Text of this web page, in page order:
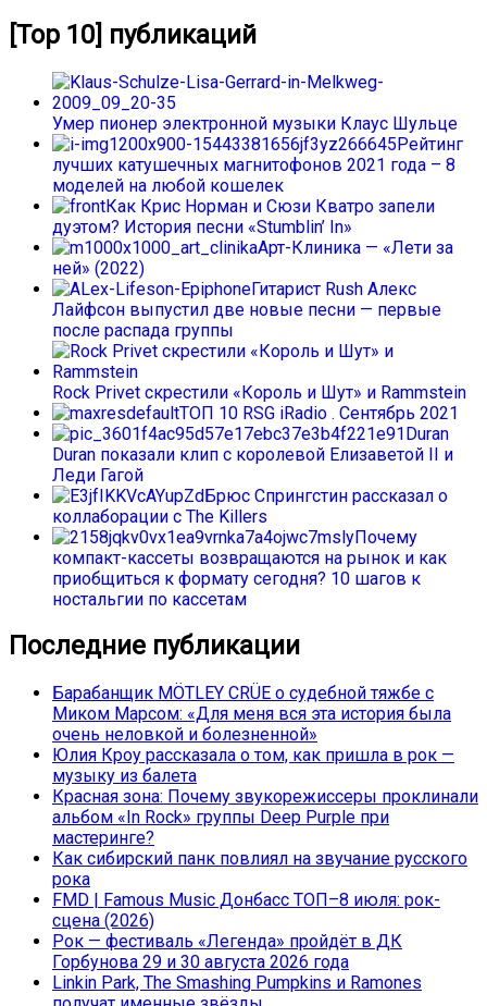
[Top 10] публикаций
Умер пионер электронной музыки Клаус Шульце
Рейтинг
лучших катушечных магнитофонов 2021 года – 8
моделей на любой кошелек
Как Крис Норман и Сюзи Кватро запели
дуэтом? История песни «Stumblin’ In»
Арт-Клиника — «Лети за
ней» (2022)
Гитарист Rush Алекс
Лайфсон выпустил две новые песни — первые
после распада группы
Rock Privet скрестили «Король и Шут» и Rammstein
ТОП 10 RSG iRadio . Сентябрь 2021
Duran
Duran показали клип с королевой Елизаветой II и
Леди Гагой
Брюс Спрингстин рассказал о
коллаборации с The Killers
Почему
компакт-кассеты возвращаются на рынок и как
приобщиться к формату сегодня? 10 шагов к
ностальгии по кассетам
Последние публикации
Барабанщик MÖTLEY CRÜE о судебной тяжбе с
Миком Марсом: «Для меня вся эта история была
очень неловкой и болезненной»
Юлия Кроу рассказала о том, как пришла в рок —
музыку из балета
Красная зона: Почему звукорежиссеры проклинали
альбом «In Rock» группы Deep Purple при
мастеринге?
Как сибирский панк повлиял на звучание русского
рока
FMD | Famous Music Донбасс ТОП–8 июля: рок-
сцена (2026)
Рок — фестиваль «Легенда» пройдёт в ДК
Горбунова 29 и 30 августа 2026 года
Linkin Park, The Smashing Pumpkins и Ramones